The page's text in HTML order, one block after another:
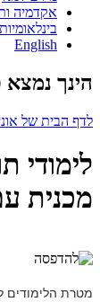
אקדמיה
בינלאומיות
English
הינך נמצא
לדף הבית של
לימודי
מכנית
מטרת